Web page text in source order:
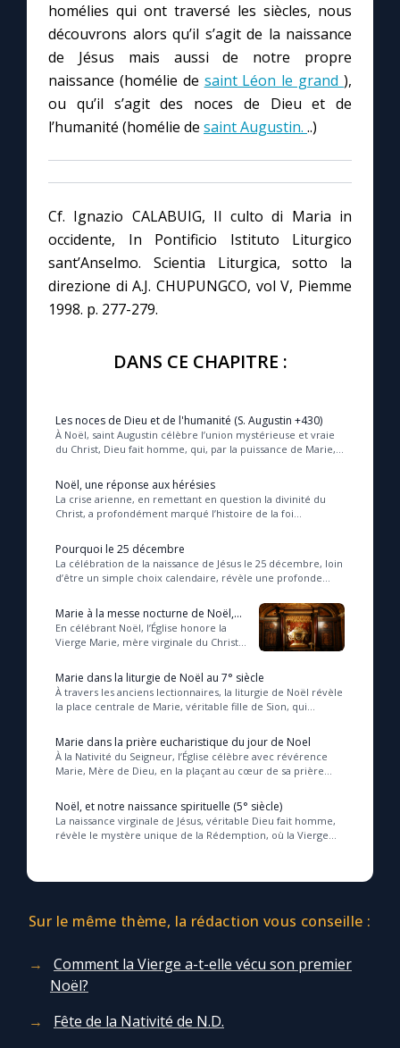
homélies qui ont traversé les siècles, nous
découvrons alors qu’il s’agit de la naissance
de Jésus mais aussi de notre propre
naissance (homélie de saint Léon le grand),
ou qu’il s’agit des noces de Dieu et de
l’humanité (homélie de saint Augustin. ..)
Cf. Ignazio CALABUIG, Il culto di Maria in
occidente, In Pontificio Istituto Liturgico
sant’Anselmo. Scientia Liturgica, sotto la
direzione di A.J. CHUPUNGCO, vol V, Piemme
1998. p. 277-279.
DANS CE CHAPITRE :
Les noces de Dieu et de l'humanité (S. Augustin +430)
À Noël, saint Augustin célèbre l’union mystérieuse et vraie
du Christ, Dieu fait homme, qui, par la puissance de Marie,
Noël, une réponse aux hérésies
La crise arienne, en remettant en question la divinité du
Christ, a profondément marqué l’histoire de la foi
Pourquoi le 25 décembre
La célébration de la naissance de Jésus le 25 décembre, loin
d’être un simple choix calendaire, révèle une profonde
Marie à la messe nocturne de Noël,
au 5e siècle
En célébrant Noël, l’Église honore la
Vierge Marie, mère virginale du Christ,
nouvelle, libérée du péché originel, e...
Marie dans la liturgie de Noël au 7° siècle
À travers les anciens lectionnaires, la liturgie de Noël révèle
la place centrale de Marie, véritable fille de Sion, qui
Marie dans la prière eucharistique du jour de Noel
À la Nativité du Seigneur, l’Église célèbre avec révérence
Marie, Mère de Dieu, en la plaçant au cœur de sa prière
Noël, et notre naissance spirituelle (5° siècle)
La naissance virginale de Jésus, véritable Dieu fait homme,
révèle le mystère unique de la Rédemption, où la Vierge
Sur le même thème, la rédaction vous conseille :
Comment la Vierge a-t-elle vécu son premier
Noël?
Fête de la Nativité de N.D.